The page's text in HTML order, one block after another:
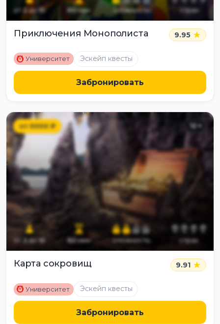
от2до10 60мин сложность страх
Приключения Монополиста 9.95
M Университет Эскейп квесты
Забронировать
от5000₽ 12 +
2до 10 60мин сложность страх
Карта сокровищ 9.91
M Университет Эскейп квесты
Забронировать